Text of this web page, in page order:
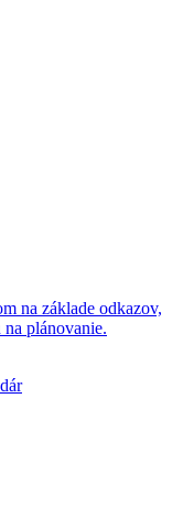
na základe odkazov,
plánovanie.